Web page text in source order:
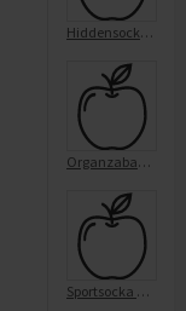
Hiddensocka 5-Pack Vit 36/38
Organzaband 2,8cmx5m, vit
Sportsocka Ribb 5-Pack Vit 37/40